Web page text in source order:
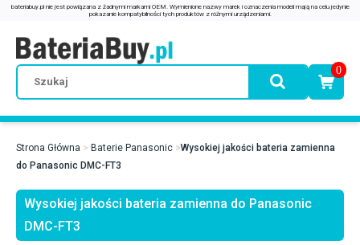
0
Strona Główna Baterie Panasonic
Wysokiej jakości bateria zamienna
do Panasonic DMC-FT3
Wysokiej jakości bateria zamienna do Panasonic
DMC-FT3